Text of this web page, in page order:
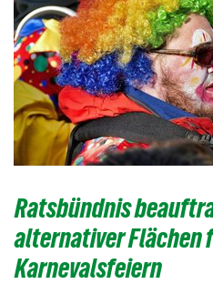
Ratsbündnis
alternativer
Karnevalsfeiern